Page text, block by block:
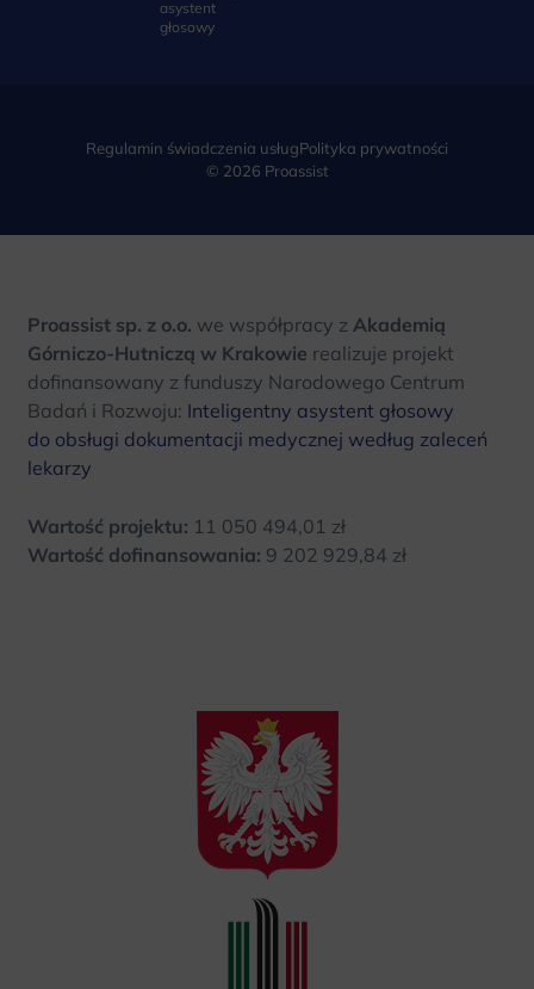
asystent
głosowy
Regulamin świadczenia usługPolityka prywatności
© 2026 Proassist
Proassist sp. z o.o. we współpracy z Akademią
Górniczo-Hutniczą w Krakowie realizuje projekt
dofinansowany z funduszy Narodowego Centrum
Badań i Rozwoju: Inteligentny asystent głosowy
do obsługi dokumentacji medycznej według zaleceń
lekarzy
Wartość projektu: 11 050 494,01 zł
Wartość dofinansowania: 9 202 929,84 zł